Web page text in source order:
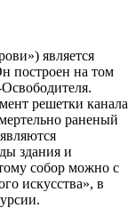
является
построен на том
решетки канала
раненый
здания и
собор можно с
искусства», в